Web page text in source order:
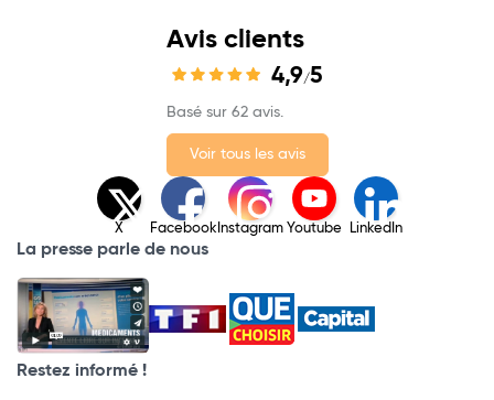
Avis clients
4,9/5
Basé sur 62 avis.
Voir tous les avis
X Facebook Instagram Youtube LinkedIn
La presse parle de nous
Restez informé !